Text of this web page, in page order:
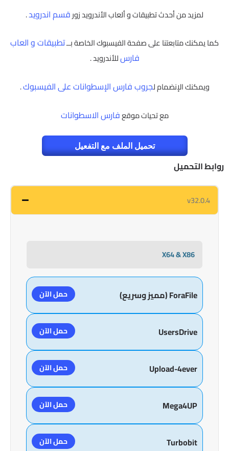
لمزيد من أحدث تطبيقات و ألعاب الأندرويد زورقسم اندرويد.
كما يمكنك متابعتنا على صفحة الفيسبوك الخاصة بــتطبيقات و العاب
فارسللأندرويد .
ويمكنك الإنضمام لجروب فارس الإسطوانات على الفيسبوك.
مع تحيات موقعفارس الاسطوانات
تحميل الملف مع التفعيل
روابط التحميل
v32.0.4
X64 & X86
ForaFile (مميز وسريع) حمل الآن
UsersDrive حمل الآن
Upload-4ever حمل الآن
Mega4UP حمل الآن
Turbobit حمل الآن